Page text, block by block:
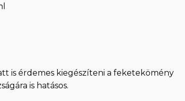
is érdemes kiegészíteni a feketekömény
is hatásos.